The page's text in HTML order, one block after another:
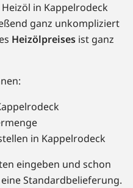
in Kappelrodeck
ganz unkompliziert
Heizölpreises ist ganz
in Kappelrodeck
eingeben und schon
Standardbelieferung.